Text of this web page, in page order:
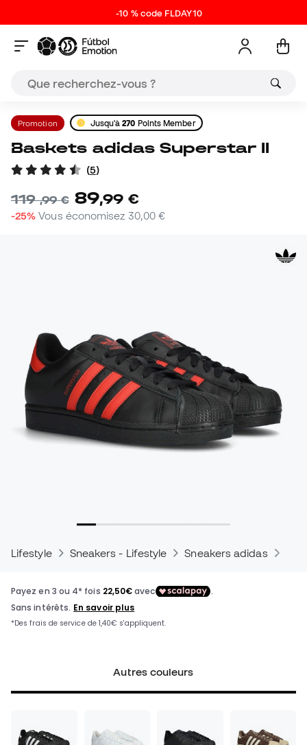
-10 % code FLDAY10
Promotion Jusqu'à270 Points Member
Baskets adidas Superstar II
(5)
119,99 € 89,99 €
-25% Vous économisez 30,00 €
Lifestyle Sneakers - Lifestyle Sneakers adidas
Autres couleurs